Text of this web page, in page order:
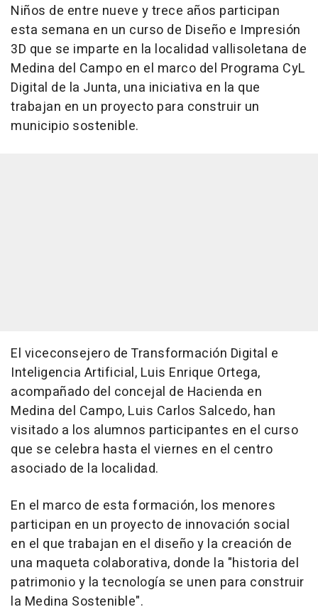
Niños de entre nueve y trece años participan
esta semana en un curso de Diseño e Impresión
3D que se imparte en la localidad vallisoletana de
Medina del Campo en el marco del Programa CyL
Digital de la Junta, una iniciativa en la que
trabajan en un proyecto para construir un
municipio sostenible.
El viceconsejero de Transformación Digital e
Inteligencia Artificial, Luis Enrique Ortega,
acompañado del concejal de Hacienda en
Medina del Campo, Luis Carlos Salcedo, han
visitado a los alumnos participantes en el curso
que se celebra hasta el viernes en el centro
asociado de la localidad.
En el marco de esta formación, los menores
participan en un proyecto de innovación social
en el que trabajan en el diseño y la creación de
una maqueta colaborativa, donde la "historia del
patrimonio y la tecnología se unen para construir
la Medina Sostenible".